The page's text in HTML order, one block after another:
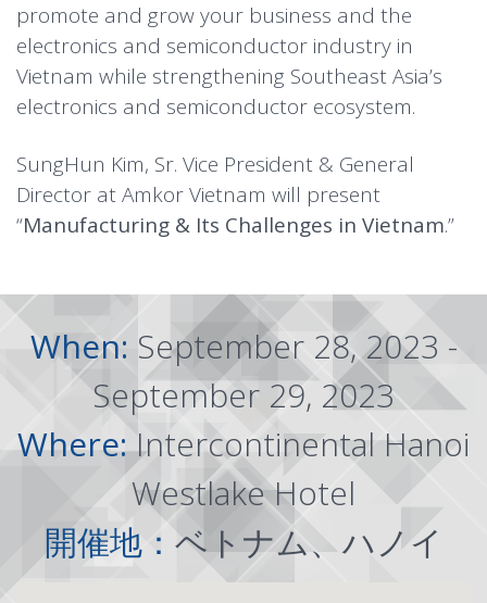
promote and grow your business and the
electronics and semiconductor industry in
Vietnam while strengthening Southeast Asia’s
electronics and semiconductor ecosystem.
SungHun Kim, Sr. Vice President & General
Director at Amkor Vietnam will present
“Manufacturing & Its Challenges in Vietnam.”
When: September 28, 2023 -
September 29, 2023
Where:Intercontinental Hanoi
Westlake Hotel
開催地： ベトナム、ハノイ